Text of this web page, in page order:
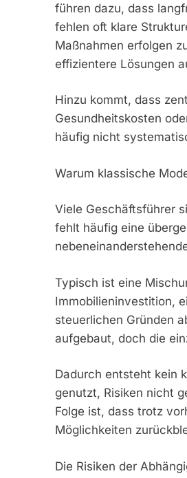
führen dazu, dass
fehlen oft klare
Maßnahmen erfolgen
effizientere Lösungen
Hinzu kommt, dass
Gesundheitskosten
häufig nicht
Warum klassische
Viele Geschäftsführer
fehlt häufig eine
Typisch ist eine
Immobilieninvestition,
steuerlichen Gründen
aufgebaut, doch die
Dadurch entsteht kein
genutzt, Risiken nicht
Folge ist, dass trotz
Möglichkeiten
Die Risiken der